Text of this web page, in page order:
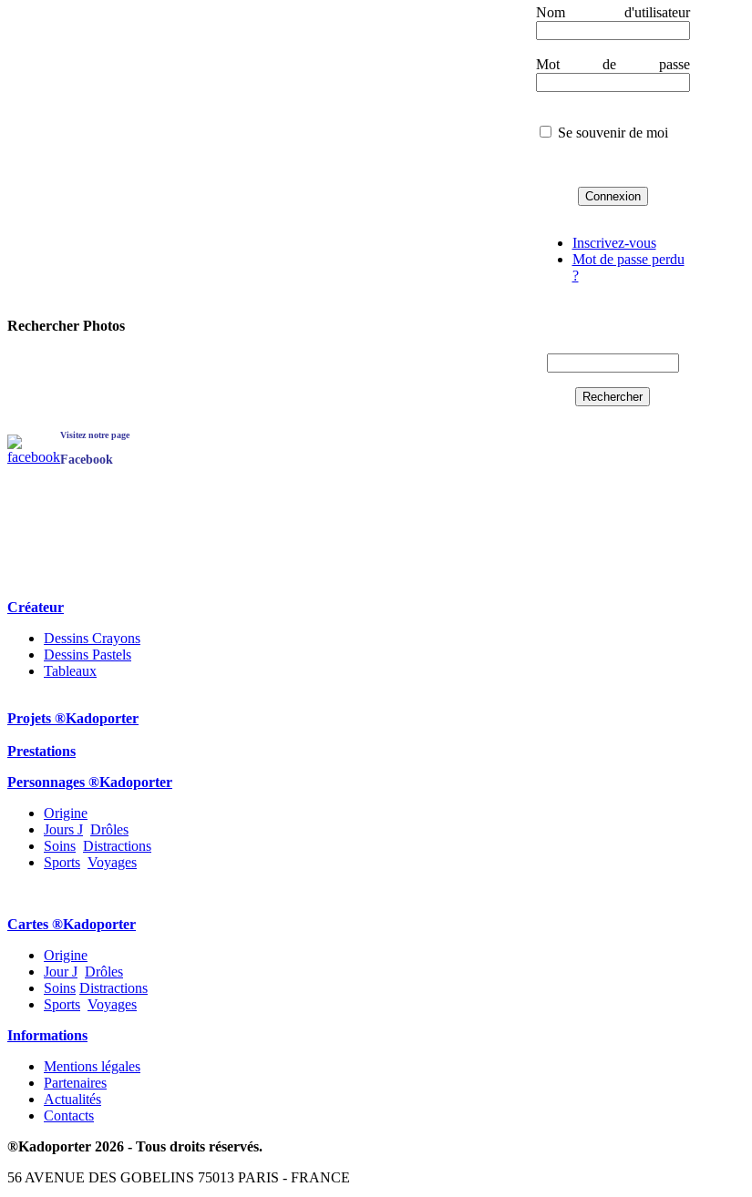
Nom d'utilisateur
Mot de passe
Se souvenir de moi
Inscrivez-vous
Mot de passe perdu
?
Rechercher Photos
Visitez notre page
Facebook
Créateur
Dessins Crayons
Dessins Pastels
Tableaux
Projets ®Kadoporter
Prestations
Personnages ®Kadoporter
Origine
Jours J Drôles
Soins Distractions
Sports Voyages
Cartes ®Kadoporter
Origine
Jour J Drôles
Soins Distractions
Sports Voyages
Informations
Mentions légales
Partenaires
Actualités
Contacts
®Kadoporter 2026 - Tous droits réservés.
56 AVENUE DES GOBELINS 75013 PARIS - FRANCE